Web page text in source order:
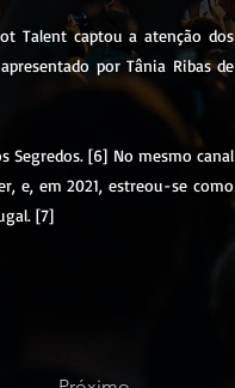
Talent captou a atenção dos
por Tânia Ribas de
Segredos. [6] No mesmo canal
e, em 2021, estreou-se como
[7]